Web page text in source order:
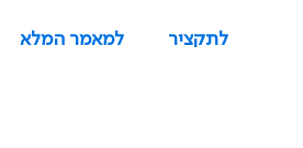
לתקציר
למאמר המלא